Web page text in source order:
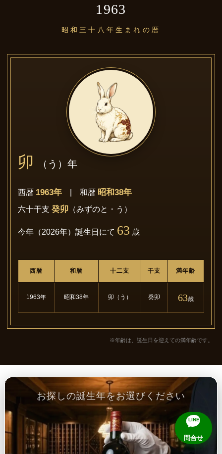
1963
昭和三十八年生まれの暦
卯 （う）年
西暦 1963年 | 和暦 昭和38年
六十干支 癸卯 （みずのと・う）
今年（2026年）誕生日にて 63 歳
西暦 和暦 十二支 干支 満年齢
1963年 昭和38年 卯（う） 癸卯 63歳
※年齢は、誕生日を迎えての満年齢です。
お探しの誕生年をお選びください
LINE
問合せ